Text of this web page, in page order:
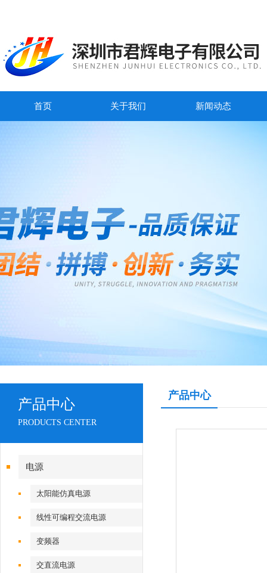
首页 关于我们 新闻动态
产品中心
PRODUCTS CENTER
电源
太阳能仿真电源
线性可编程交流电源
变频器
交直流电源
产品中心